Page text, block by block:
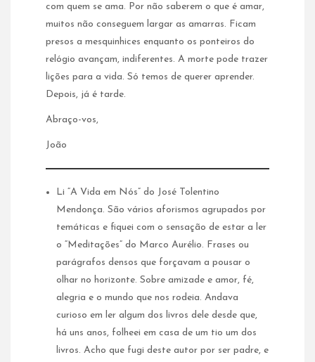
com quem se ama. Por não saberem o que é amar,
muitos não conseguem largar as amarras. Ficam
presos a mesquinhices enquanto os ponteiros do
relógio avançam, indiferentes. A morte pode trazer
lições para a vida. Só temos de querer aprender.
Depois, já é tarde.
Abraço-vos,
João
Li “A Vida em Nós” do José Tolentino
Mendonça. São vários aforismos agrupados por
temáticas e fiquei com o sensação de estar a ler
o “Meditações” do Marco Aurélio. Frases ou
parágrafos densos que forçavam a pousar o
olhar no horizonte. Sobre amizade e amor, fé,
alegria e o mundo que nos rodeia. Andava
curioso em ler algum dos livros dele desde que,
há uns anos, folheei em casa de um tio um dos
livros. Acho que fugi deste autor por ser padre, e